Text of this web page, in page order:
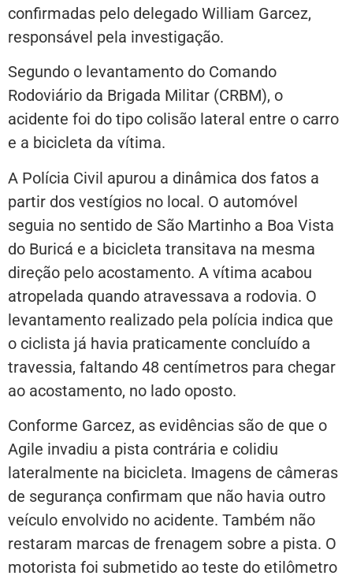
confirmadas pelo delegado William Garcez,
responsável pela investigação.
Segundo o levantamento do Comando
Rodoviário da Brigada Militar (CRBM), o
acidente foi do tipo colisão lateral entre o carro
e a bicicleta da vítima.
A Polícia Civil apurou a dinâmica dos fatos a
partir dos vestígios no local. O automóvel
seguia no sentido de São Martinho a Boa Vista
do Buricá e a bicicleta transitava na mesma
direção pelo acostamento. A vítima acabou
atropelada quando atravessava a rodovia. O
levantamento realizado pela polícia indica que
o ciclista já havia praticamente concluído a
travessia, faltando 48 centímetros para chegar
ao acostamento, no lado oposto.
Conforme Garcez, as evidências são de que o
Agile invadiu a pista contrária e colidiu
lateralmente na bicicleta. Imagens de câmeras
de segurança confirmam que não havia outro
veículo envolvido no acidente. Também não
restaram marcas de frenagem sobre a pista. O
motorista foi submetido ao teste do etilômetro